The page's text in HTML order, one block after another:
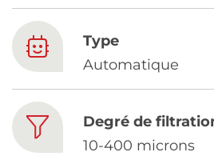
Israel
China
Chinese
North America-
Type
Automatique
Degré de
10-400 microns